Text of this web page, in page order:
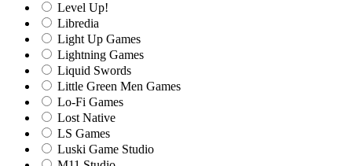
Level Up!
Libredia
Light Up Games
Lightning Games
Liquid Swords
Little Green Men Games
Lo-Fi Games
Lost Native
LS Games
Luski Game Studio